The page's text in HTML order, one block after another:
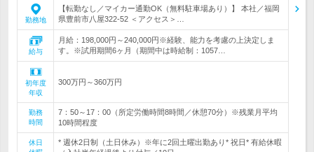
勤務地
【転勤なし／マイカー通勤OK（無料駐車場あり）】 本社／福岡
県豊前市八屋322-52 ＜アクセス＞…
給与
月給：198,000円～240,000円※経験、能力を考慮の上決定しま
す。※試用期間6ヶ月（期間中は時給制：1057…
初年度
年収
300万円～360万円
勤務
時間
7：50～17：00（所定労働時間8時間／休憩70分）※残業月平均
10時間程度
休日
* 週休2日制（土日休み）※年に2回土曜出勤あり* 祝日* 有給休暇